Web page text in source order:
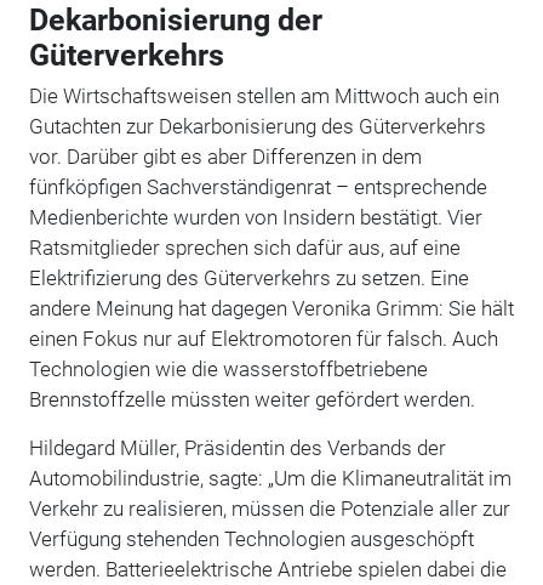
Dekarbonisierung der
Güterverkehrs
Die Wirtschaftsweisen stellen am Mittwoch auch ein
Gutachten zur Dekarbonisierung des Güterverkehrs
vor. Darüber gibt es aber Differenzen in dem
fünfköpfigen Sachverständigenrat – entsprechende
Medienberichte wurden von Insidern bestätigt. Vier
Ratsmitglieder sprechen sich dafür aus, auf eine
Elektrifizierung des Güterverkehrs zu setzen. Eine
andere Meinung hat dagegen Veronika Grimm: Sie hält
einen Fokus nur auf Elektromotoren für falsch. Auch
Technologien wie die wasserstoffbetriebene
Brennstoffzelle müssten weiter gefördert werden.
Hildegard Müller, Präsidentin des Verbands der
Automobilindustrie, sagte: „Um die Klimaneutralität im
Verkehr zu realisieren, müssen die Potenziale aller zur
Verfügung stehenden Technologien ausgeschöpft
werden. Batterieelektrische Antriebe spielen dabei die